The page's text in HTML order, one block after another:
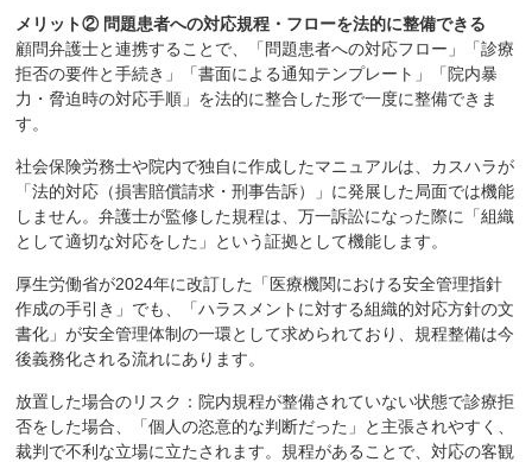
メリット② 問題患者への対応規程・フローを法的に整備できる
顧問弁護士と連携することで、「問題患者への対応フロー」「診療
拒否の要件と手続き」「書面による通知テンプレート」「院内暴
力・脅迫時の対応手順」を法的に整合した形で一度に整備できま
す。
社会保険労務士や院内で独自に作成したマニュアルは、カスハラが
「法的対応（損害賠償請求・刑事告訴）」に発展した局面では機能
しません。弁護士が監修した規程は、万一訴訟になった際に「組織
として適切な対応をした」という証拠として機能します。
厚生労働省が2024年に改訂した「医療機関における安全管理指針
作成の手引き」でも、「ハラスメントに対する組織的対応方針の文
書化」が安全管理体制の一環として求められており、規程整備は今
後義務化される流れにあります。
放置した場合のリスク：院内規程が整備されていない状態で診療拒
否をした場合、「個人の恣意的な判断だった」と主張されやすく、
裁判で不利な立場に立たされます。規程があることで、対応の客観